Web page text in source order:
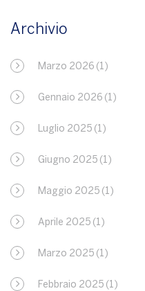
Archivio
Marzo 2026 (1)
Gennaio 2026 (1)
Luglio 2025 (1)
Giugno 2025 (1)
Maggio 2025 (1)
Aprile 2025 (1)
Marzo 2025 (1)
Febbraio 2025 (1)